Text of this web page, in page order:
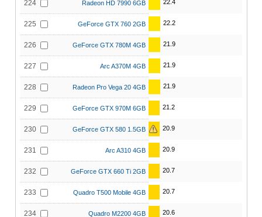
224 Radeon HD 7990 6GB 22.4
225 GeForce GTX 760 2GB 22.2
226 GeForce GTX 780M 4GB 21.9
227 Arc A370M 4GB 21.9
228 Radeon Pro Vega 20 4GB 21.9
229 GeForce GTX 970M 6GB 21.2
230 GeForce GTX 580 1.5GB 20.9
231 Arc A310 4GB 20.9
232 GeForce GTX 660 Ti 2GB 20.7
233 Quadro T500 Mobile 4GB 20.7
234 Quadro M2200 4GB 20.6